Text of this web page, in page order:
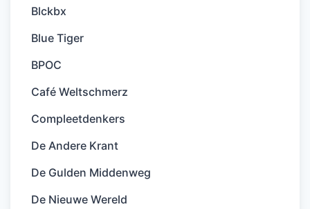
Blckbx
Blue Tiger
BPOC
Café Weltschmerz
Compleetdenkers
De Andere Krant
De Gulden Middenweg
De Nieuwe Wereld